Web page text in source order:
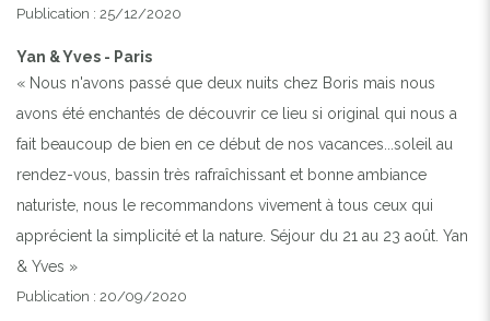
Publication : 25/12/2020
Yan & Yves - Paris
« Nous n'avons passé que deux nuits chez Boris mais nous
avons été enchantés de découvrir ce lieu si original qui nous a
fait beaucoup de bien en ce début de nos vacances...soleil au
rendez-vous, bassin très rafraîchissant et bonne ambiance
naturiste, nous le recommandons vivement à tous ceux qui
apprécient la simplicité et la nature. Séjour du 21 au 23 août. Yan
& Yves »
Publication : 20/09/2020